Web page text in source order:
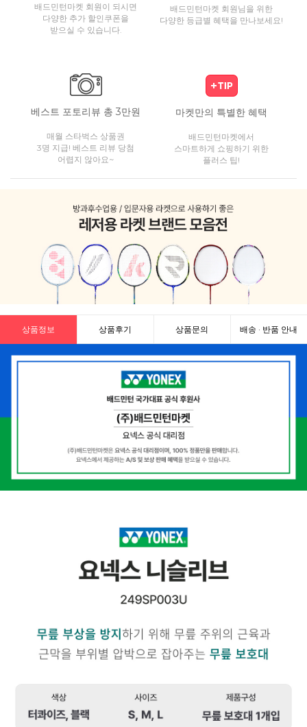
배드민턴마켓 회원이 되시면
다양한 추가 할인쿠폰을
받으실 수 있습니다.
배드민턴마켓 회원님을 위한
다양한 등급별 혜택을 만나보세요!
베스트 포토리뷰 총 3만원
매월 스타벅스 상품권
3명 지급! 베스트 리뷰 당첨
어렵지 않아요~
마켓만의 특별한 혜택
배드민턴마켓에서
스마트하게 쇼핑하기 위한
플러스 팁!
상품정보 상품후기 상품문의 배송 · 반품 안내